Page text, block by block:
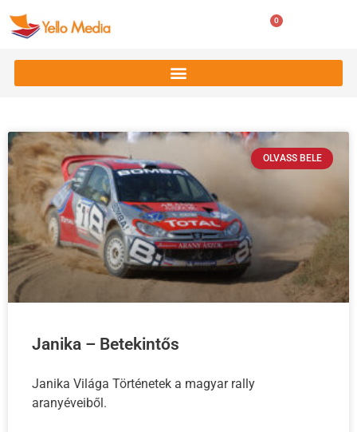
0
OLVASS BELE
Janika – Betekintős
Janika Világa Történetek a magyar rally
aranyéveiből.